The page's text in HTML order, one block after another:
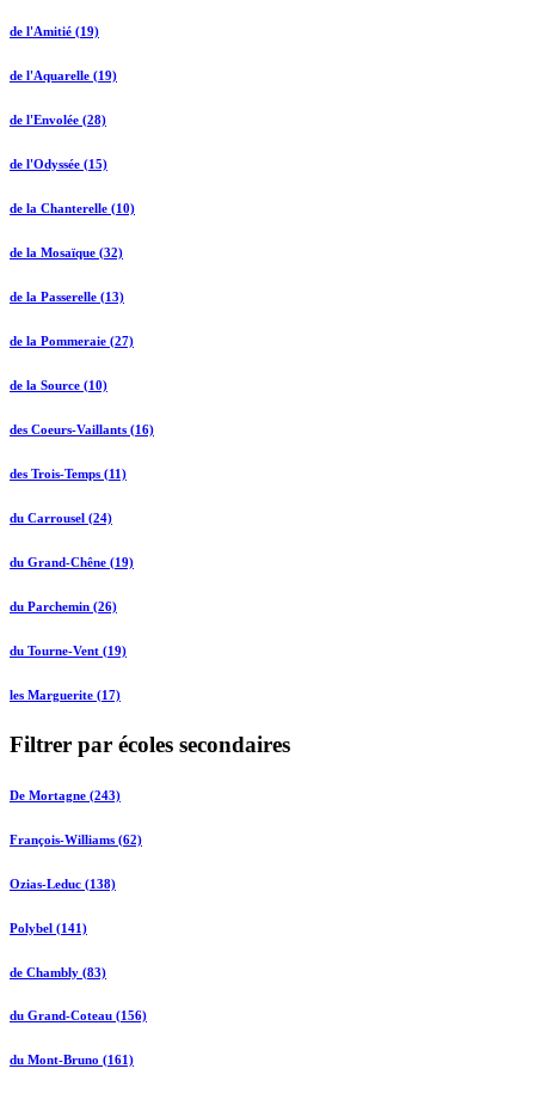
de l'Amitié (19)
de l'Aquarelle (19)
de l'Envolée (28)
de l'Odyssée (15)
de la Chanterelle (10)
de la Mosaïque (32)
de la Passerelle (13)
de la Pommeraie (27)
de la Source (10)
des Coeurs-Vaillants (16)
des Trois-Temps (11)
du Carrousel (24)
du Grand-Chêne (19)
du Parchemin (26)
du Tourne-Vent (19)
les Marguerite (17)
Filtrer par écoles secondaires
De Mortagne (243)
François-Williams (62)
Ozias-Leduc (138)
Polybel (141)
de Chambly (83)
du Grand-Coteau (156)
du Mont-Bruno (161)